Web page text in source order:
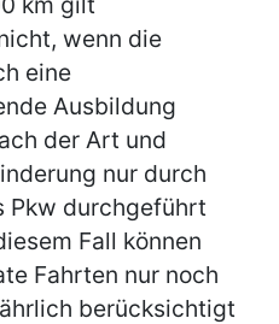
wenn die
eine
Ausbildung
der Art und
nur durch
Pkw durchgeführt
Fall können
Fahrten nur noch
berücksichtigt